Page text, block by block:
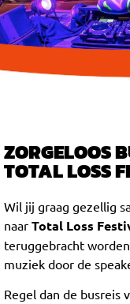
ZORGELOOS
TOTAL LOSS
Wil jij graag gezellig
naar Total Loss
teruggebracht
muziek door de
Regel dan de busreis